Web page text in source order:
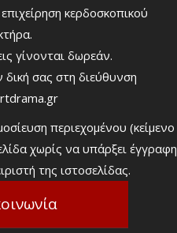
κερδοσκοπικού
γίνονται δωρεάν.
δική σας στη διεύθυνση
περιεχομένου (κείμενο
χωρίς να υπάρξει έγγραφη
της ιστοσελίδας.